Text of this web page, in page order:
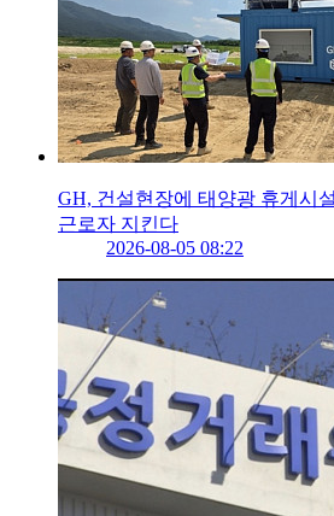
GH, 건설현장에 태양광 휴게시
근로자 지킨다
2026-08-05 08:22